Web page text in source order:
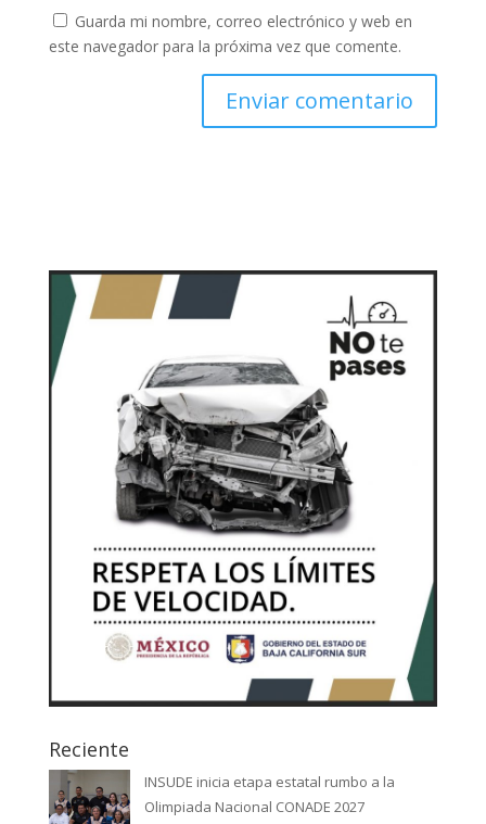
Guarda mi nombre, correo electrónico y web en
este navegador para la próxima vez que comente.
Reciente
INSUDE inicia etapa estatal rumbo a la
Olimpiada Nacional CONADE 2027